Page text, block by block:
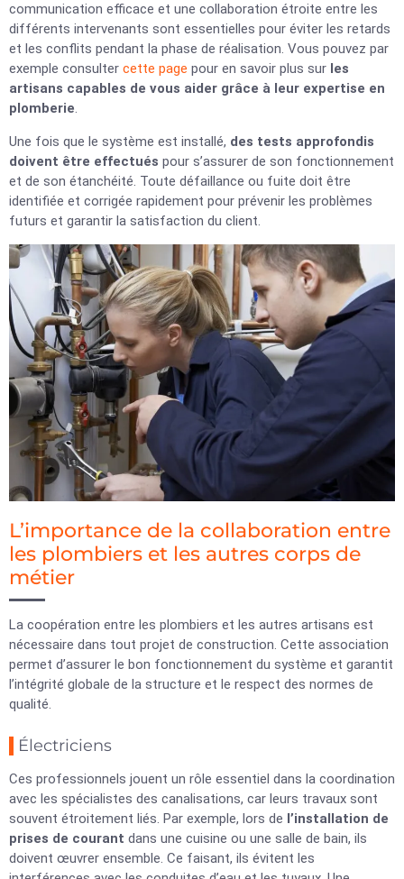
communication efficace et une collaboration étroite entre les
différents intervenants sont essentielles pour éviter les retards
et les conflits pendant la phase de réalisation. Vous pouvez par
exemple consulter cette page pour en savoir plus sur les
artisans capables de vous aider grâce à leur expertise en
plomberie.
Une fois que le système est installé, des tests approfondis
doivent être effectués pour s’assurer de son fonctionnement
et de son étanchéité. Toute défaillance ou fuite doit être
identifiée et corrigée rapidement pour prévenir les problèmes
futurs et garantir la satisfaction du client.
L’importance de la collaboration entre
les plombiers et les autres corps de
métier
La coopération entre les plombiers et les autres artisans est
nécessaire dans tout projet de construction. Cette association
permet d’assurer le bon fonctionnement du système et garantit
l’intégrité globale de la structure et le respect des normes de
qualité.
Électriciens
Ces professionnels jouent un rôle essentiel dans la coordination
avec les spécialistes des canalisations, car leurs travaux sont
souvent étroitement liés. Par exemple, lors de l’installation de
prises de courant dans une cuisine ou une salle de bain, ils
doivent œuvrer ensemble. Ce faisant, ils évitent les